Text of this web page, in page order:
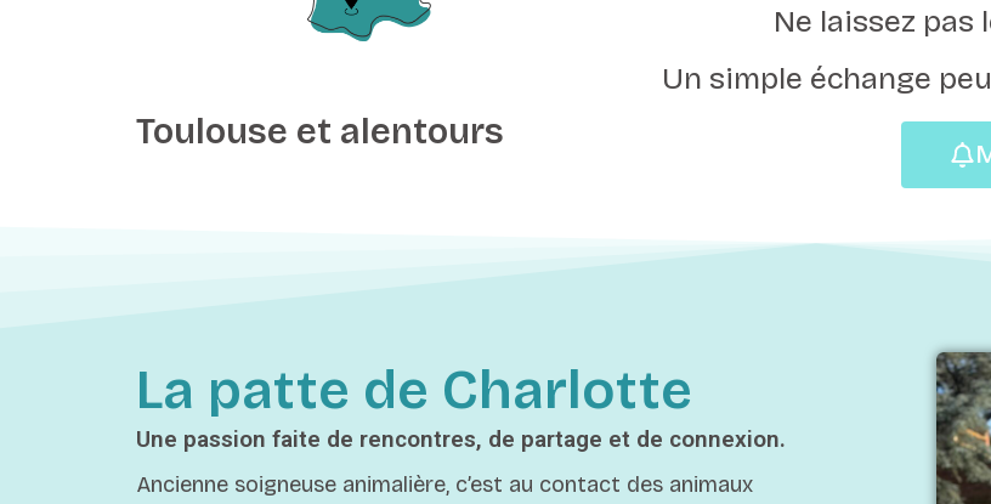
Toulouse et alentours
Ne laissez pas
Un simple échange
La patte de Charlotte
Une passion faite de rencontres, de partage et de connexion.
Ancienne soigneuse animalière, c’est au contact des animaux